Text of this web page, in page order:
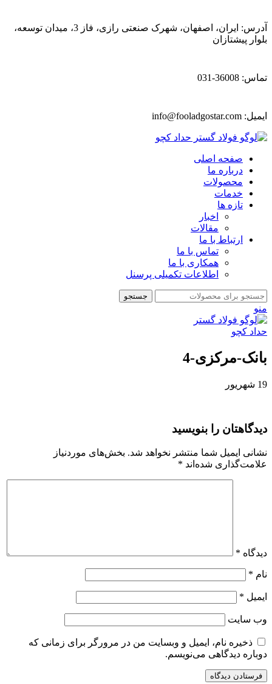
آدرس: ایران، اصفهان، شهرک صنعتی رازی، فاز 3، میدان توسعه،
بلوار پیشتازان
تماس: 36008-031
ایمیل: info@fooladgostar.com
صفحه اصلی
درباره ما
محصولات
خدمات
تازه ها
اخبار
مقالات
ارتباط با ما
تماس با ما
همکاری با ما
اطلاعات تکمیلی پرسنل
جستجو
منو
بانک-مرکزی-4
19 شهریور
دیدگاهتان را بنویسید
نشانی ایمیل شما منتشر نخواهد شد. بخش‌های موردنیاز
علامت‌گذاری شده‌اند *
دیدگاه *
نام *
ایمیل *
وب‌ سایت
ذخیره نام، ایمیل و وبسایت من در مرورگر برای زمانی که
دوباره دیدگاهی می‌نویسم.